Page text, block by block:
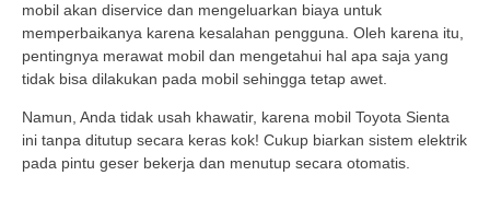
mobil akan diservice dan mengeluarkan biaya untuk
memperbaikanya karena kesalahan pengguna. Oleh karena itu,
pentingnya merawat mobil dan mengetahui hal apa saja yang
tidak bisa dilakukan pada mobil sehingga tetap awet.
Namun, Anda tidak usah khawatir, karena mobil Toyota Sienta
ini tanpa ditutup secara keras kok! Cukup biarkan sistem elektrik
pada pintu geser bekerja dan menutup secara otomatis.